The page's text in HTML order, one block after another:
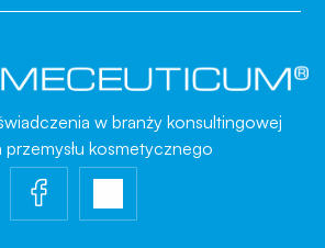
w branży konsultingowej
przemysłu kosmetycznego